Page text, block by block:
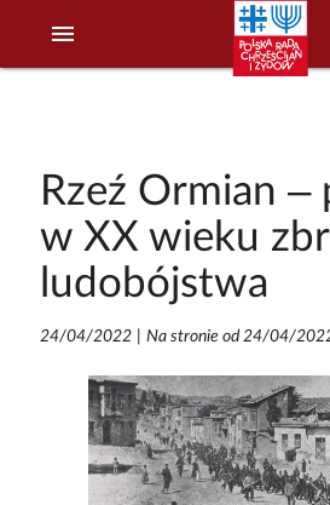
menu
Rzeź Ormian –
w XX wieku
ludobójstwa
24/04/2022| Na stronie od 24/04/